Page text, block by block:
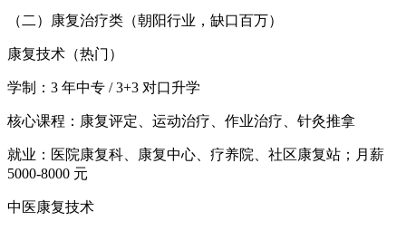
（二）康复治疗类（朝阳行业，缺口百万）
康复技术（热门）
学制：3 年中专 / 3+3 对口升学
核心课程：康复评定、运动治疗、作业治疗、针灸推拿
就业：医院康复科、康复中心、疗养院、社区康复站；月薪
5000-8000 元
中医康复技术